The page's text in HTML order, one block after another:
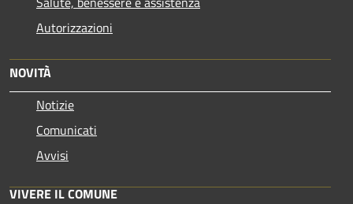
Autorizzazioni
NOVITÀ
Notizie
Comunicati
Avvisi
VIVERE IL COMUNE